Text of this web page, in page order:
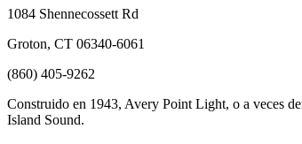
1084 Shennecossett Rd
Groton, CT 06340-6061
(860) 405-9262
Construido en 1943, Avery Point Light, o a veces
Island Sound.